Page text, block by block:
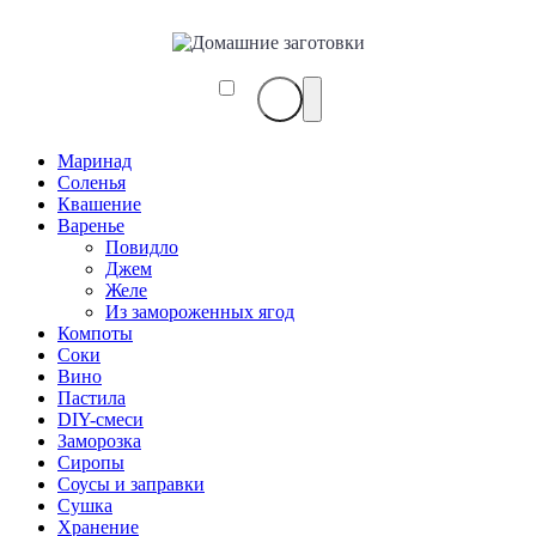
Маринад
Соленья
Квашение
Варенье
Повидло
Джем
Желе
Из замороженных ягод
Компоты
Соки
Вино
Пастила
DIY-смеси
Заморозка
Сиропы
Соусы и заправки
Сушка
Хранение